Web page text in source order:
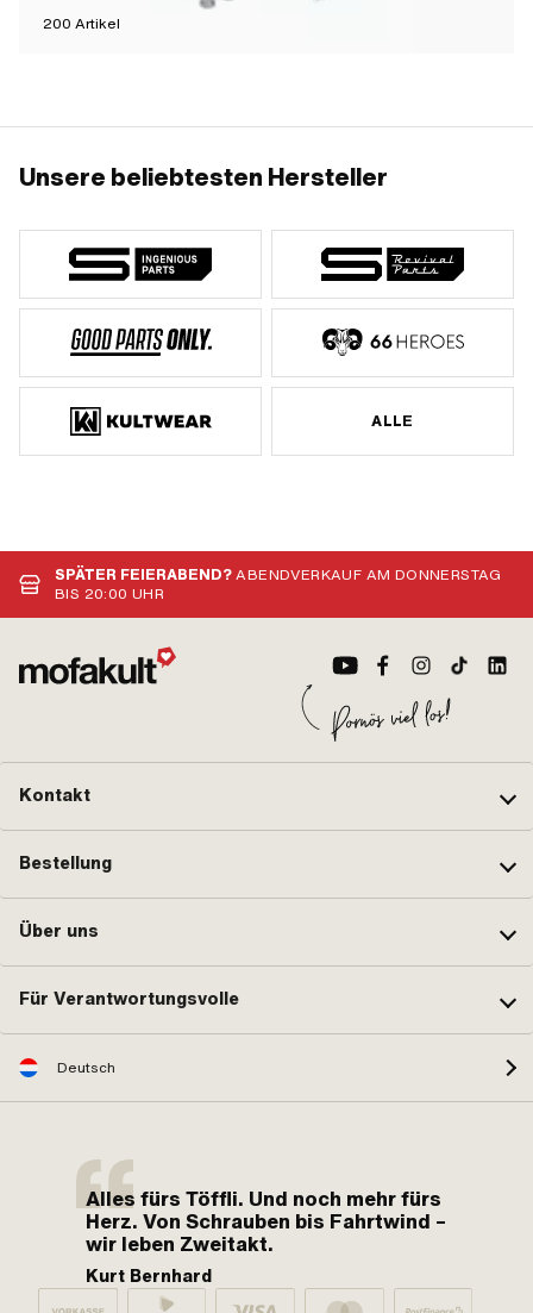
200 Artikel
Unsere beliebtesten Hersteller
ALLE
SPÄTER FEIERABEND?ABENDVERKAUF AM DONNERSTAG
BIS 20:00 UHR
Kontakt
Bestellung
Über uns
Für Verantwortungsvolle
Deutsch
Alles fürs Töffli. Und noch mehr fürs
Herz. Von Schrauben bis Fahrtwind –
wir leben Zweitakt.
Kurt Bernhard